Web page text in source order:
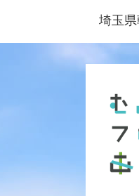
ジ
ュ
埼玉